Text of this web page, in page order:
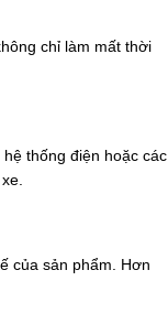
chỉ làm mất thời
thống điện hoặc các
của sản phẩm. Hơn